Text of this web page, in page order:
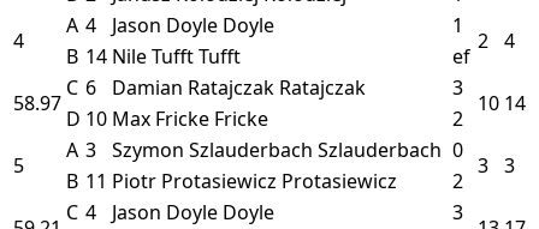
4
A 4 Jason Doyle Doyle 1
2 4
B 14 Nile TufftTufft
ef
58.97
C 6 Damian Ratajczak Ratajczak 3
10 14
D 10 Max Fricke Fricke
2
5
A 3 Szymon Szlauderbach Szlauderbach 0
3 3
B 11 Piotr Protasiewicz Protasiewicz
2
C 4 Jason Doyle Doyle 3